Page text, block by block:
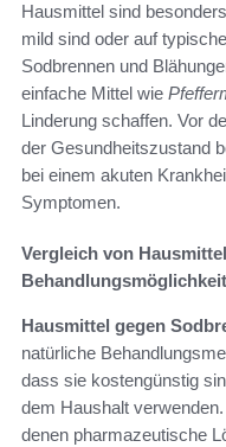
Hausmittel sind
mild sind oder auf
Sodbrennen und
einfache Mittel wie
Linderung schaffen. Vor
der Gesundheitszustand
bei einem akuten
Symptomen.
Vergleich von
Hausmittel gegen
natürliche
dass sie kostengünstig
dem Haushalt
denen pharmazeutische